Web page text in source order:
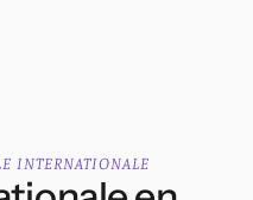
INTERNATIONALE